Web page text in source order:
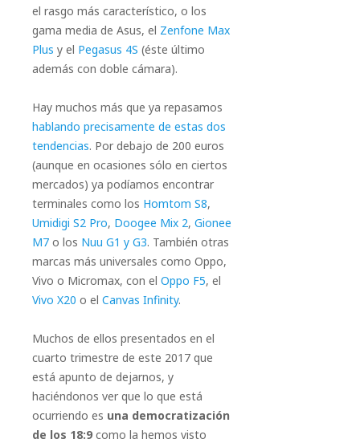
el rasgo más característico, o los
gama media de Asus, el Zenfone Max
Plus y el Pegasus 4S (éste último
además con doble cámara).
Hay muchos más que ya repasamos
hablando precisamente de estas dos
tendencias. Por debajo de 200 euros
(aunque en ocasiones sólo en ciertos
mercados) ya podíamos encontrar
terminales como los Homtom S8,
Umidigi S2 Pro, Doogee Mix 2, Gionee
M7 o los Nuu G1 y G3. También otras
marcas más universales como Oppo,
Vivo o Micromax, con el Oppo F5, el
Vivo X20 o el Canvas Infinity.
Muchos de ellos presentados en el
cuarto trimestre de este 2017 que
está apunto de dejarnos, y
haciéndonos ver que lo que está
ocurriendo es una democratización
de los 18:9 como la hemos visto